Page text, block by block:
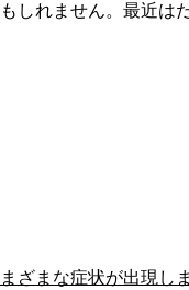
しれません。最近は
ざまな症状が出現し